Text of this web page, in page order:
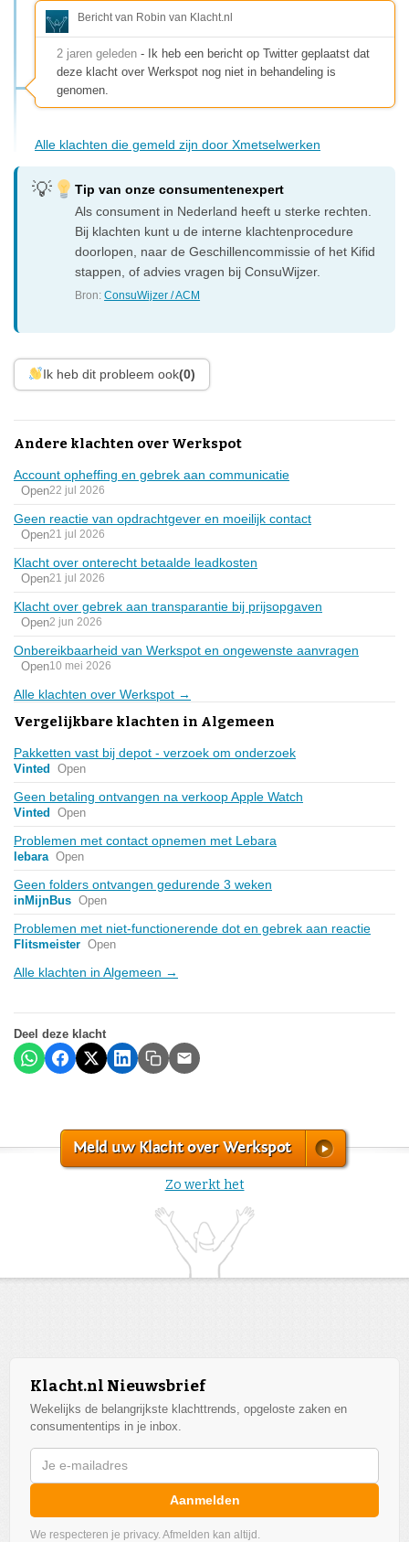
Bericht van Robin van Klacht.nl
2 jaren geleden - Ik heb een bericht op Twitter geplaatst dat
deze klacht over Werkspot nog niet in behandeling is
genomen.
Alle klachten die gemeld zijn door Xmetselwerken
Tip van onze consumentenexpert
Als consument in Nederland heeft u sterke rechten.
Bij klachten kunt u de interne klachtenprocedure
doorlopen, naar de Geschillencommissie of het Kifid
stappen, of advies vragen bij ConsuWijzer.
Bron:ConsuWijzer / ACM
Ik heb dit probleem ook(0)
Andere klachten over Werkspot
Account opheffing en gebrek aan communicatie
Open22 jul 2026
Geen reactie van opdrachtgever en moeilijk contact
Open21 jul 2026
Klacht over onterecht betaalde leadkosten
Open21 jul 2026
Klacht over gebrek aan transparantie bij prijsopgaven
Open2 jun 2026
Onbereikbaarheid van Werkspot en ongewenste aanvragen
Open10 mei 2026
Alle klachten over Werkspot →
Vergelijkbare klachten in Algemeen
Pakketten vast bij depot - verzoek om onderzoek
Vinted Open
Geen betaling ontvangen na verkoop Apple Watch
Vinted Open
Problemen met contact opnemen met Lebara
lebara Open
Geen folders ontvangen gedurende 3 weken
inMijnBus Open
Problemen met niet-functionerende dot en gebrek aan reactie
Flitsmeister Open
Alle klachten in Algemeen →
Deel deze klacht
Meld uw Klacht over Werkspot
Zo werkt het
Klacht.nl Nieuwsbrief
Wekelijks de belangrijkste klachttrends, opgeloste zaken en
consumententips in je inbox.
Aanmelden
We respecteren je privacy. Afmelden kan altijd.